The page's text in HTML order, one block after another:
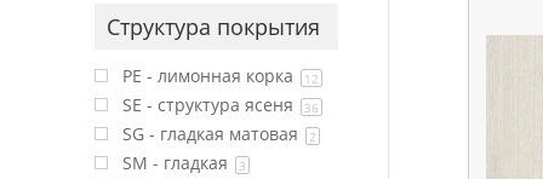
Структура покрытия
PE - лимонная корка 12
SE - структура ясеня 36
SG - гладкая матовая 2
SM - гладкая 3